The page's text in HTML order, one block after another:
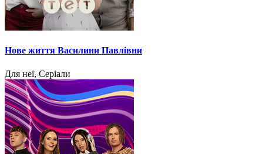
Нове життя Василини Павлівни
Для неї, Серіали